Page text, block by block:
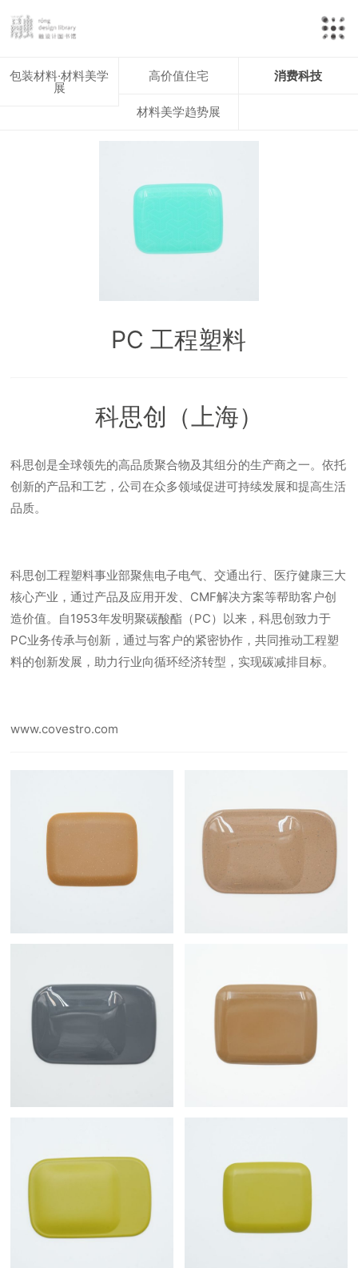
包装材料·材料美学
展
高价值住宅 消费科技
材料美学趋势展
PC 工程塑料
科思创（上海）
科思创是全球领先的高品质聚合物及其组分的生产商之一。依托
创新的产品和工艺，公司在众多领域促进可持续发展和提高生活
品质。
科思创工程塑料事业部聚焦电子电气、交通出行、医疗健康三大
核心产业，通过产品及应用开发、CMF解决方案等帮助客户创
造价值。自1953年发明聚碳酸酯（PC）以来，科思创致力于
PC业务传承与创新，通过与客户的紧密协作，共同推动工程塑
料的创新发展，助力行业向循环经济转型，实现碳减排目标。
www.covestro.com